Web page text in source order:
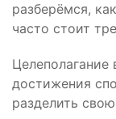
разберёмся,
часто стоит
Целеполагание
достижения
разделить